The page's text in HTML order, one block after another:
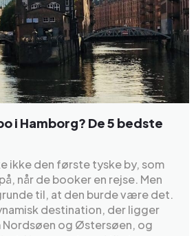
i Hamborg? De 5 bedste
ikke den første tyske by, som
når de booker en rejse. Men
til, at den burde være det.
destination, der ligger
Nordsøen og Østersøen, og